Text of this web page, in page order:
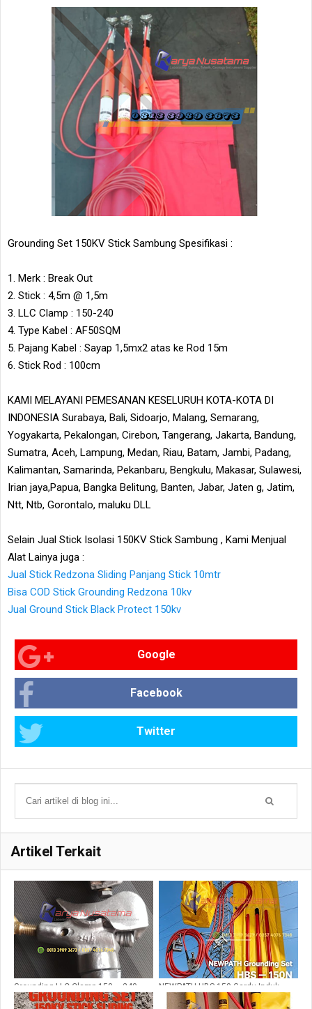
Grounding Set 150KV Stick Sambung Spesifikasi :
1. Merk : Break Out
2. Stick : 4,5m @ 1,5m
3. LLC Clamp : 150-240
4. Type Kabel : AF50SQM
5. Pajang Kabel : Sayap 1,5mx2 atas ke Rod 15m
6. Stick Rod : 100cm
KAMI MELAYANI PEMESANAN KESELURUH KOTA-KOTA DI
INDONESIA Surabaya, Bali, Sidoarjo, Malang, Semarang,
Yogyakarta, Pekalongan, Cirebon, Tangerang, Jakarta, Bandung,
Sumatra, Aceh, Lampung, Medan, Riau, Batam, Jambi, Padang,
Kalimantan, Samarinda, Pekanbaru, Bengkulu, Makasar, Sulawesi,
Irian jaya,Papua, Bangka Belitung, Banten, Jabar, Jaten g, Jatim,
Ntt, Ntb, Gorontalo, maluku DLL
Selain Jual Stick Isolasi 150KV Stick Sambung , Kami Menjual
Alat Lainya juga :
Jual Stick Redzona Sliding Panjang Stick 10mtr
Bisa COD Stick Grounding Redzona 10kv
Jual Ground Stick Black Protect 150kv
Google
Facebook
Twitter
Artikel Terkait
Grounding LLC Clamp 150 – 240
MM
NEWPATH HBS-150 Gardu Induk
Lengkap COO